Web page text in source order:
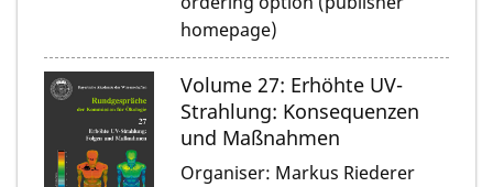
homepage)
Volume 27: Erhöhte UV-
Strahlung: Konsequenzen
und Maßnahmen
Organiser: Markus Riederer